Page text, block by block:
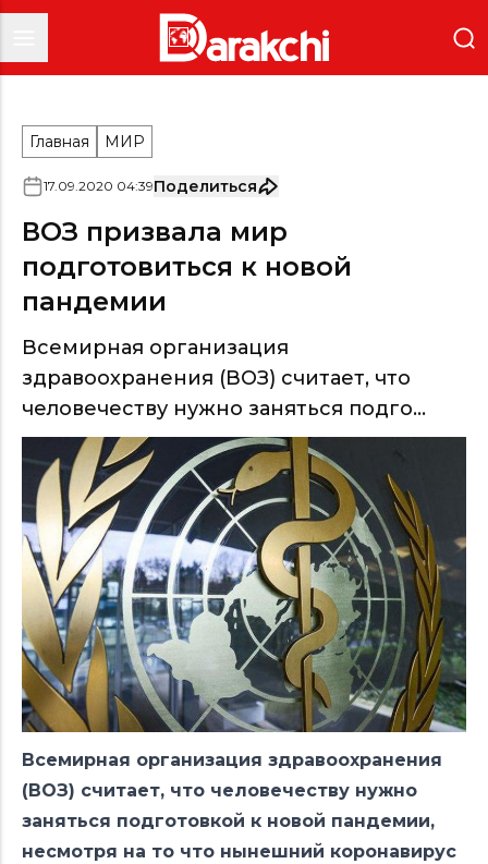
Главная МИР
17.09.2020 04:39Поделиться
ВОЗ призвала мир
подготовиться к новой
пандемии
Всемирная организация
здравоохранения (ВОЗ) считает, что
человечеству нужно заняться подго...
Всемирная организация здравоохранения
(ВОЗ) считает, что человечеству нужно
заняться подготовкой к новой пандемии,
несмотря на то что нынешний коронавирус